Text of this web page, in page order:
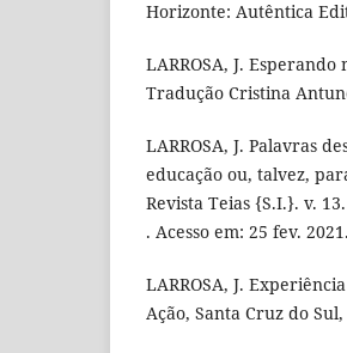
Horizonte: Autêntica
LARROSA, J.
Tradução Cristina
LARROSA, J. Palavras
educação ou, talvez,
Revista Teias {S.I.}. v.
. Acesso em: 25 fev. 2021.
LARROSA, J.
Ação, Santa Cruz do